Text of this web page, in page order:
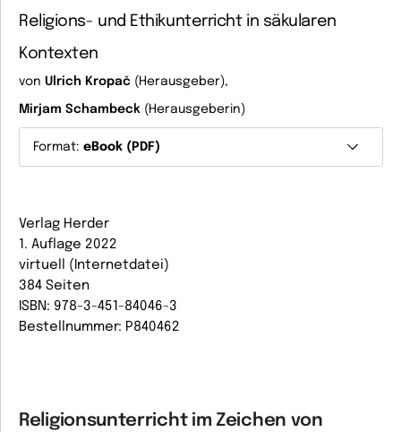
Religions- und Ethikunterricht in säkularen
Kontexten
von Ulrich Kropač (Herausgeber),
Mirjam Schambeck (Herausgeberin)
Format: eBook (PDF)
Verlag Herder
1. Auflage 2022
virtuell (Internetdatei)
384 Seiten
ISBN: 978-3-451-84046-3
Bestellnummer: P840462
Religionsunterricht im Zeichen von